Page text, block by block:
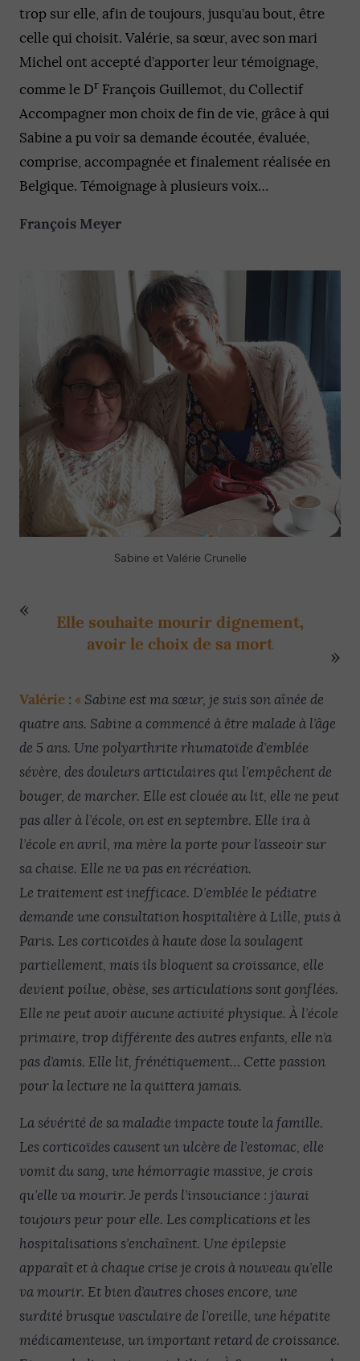
trop sur elle, afin de toujours, jusqu’au bout, être
celle qui choisit. Valérie, sa sœur, avec son mari
Michel ont accepté d’apporter leur témoignage,
comme le Dr François Guillemot, du Collectif
Accompagner mon choix de fin de vie, grâce à qui
Sabine a pu voir sa demande écoutée, évaluée,
comprise, accompagnée et finalement réalisée en
Belgique. Témoignage à plusieurs voix…
François Meyer
Sabine et Valérie Crunelle
Elle souhaite mourir dignement,
avoir le choix de sa mort
Valérie : « Sabine est ma sœur, je suis son aînée de
quatre ans. Sabine a commencé à être malade à l’âge
de 5 ans. Une polyarthrite rhumatoïde d’emblée
sévère, des douleurs articulaires qui l’empêchent de
bouger, de marcher. Elle est clouée au lit, elle ne peut
pas aller à l’école, on est en septembre. Elle ira à
l’école en avril, ma mère la porte pour l’asseoir sur
sa chaise. Elle ne va pas en récréation.
Le traitement est inefficace. D’emblée le pédiatre
demande une consultation hospitalière à Lille, puis à
Paris. Les corticoïdes à haute dose la soulagent
partiellement, mais ils bloquent sa croissance, elle
devient poilue, obèse, ses articulations sont gonflées.
Elle ne peut avoir aucune activité physique. À l’école
primaire, trop différente des autres enfants, elle n’a
pas d’amis. Elle lit, frénétiquement… Cette passion
pour la lecture ne la quittera jamais.
La sévérité de sa maladie impacte toute la famille.
Les corticoïdes causent un ulcère de l’estomac, elle
vomit du sang, une hémorragie massive, je crois
qu’elle va mourir. Je perds l’insouciance : j’aurai
toujours peur pour elle. Les complications et les
hospitalisations s’enchaînent. Une épilepsie
apparaît et à chaque crise je crois à nouveau qu’elle
va mourir. Et bien d’autres choses encore, une
surdité brusque vasculaire de l’oreille, une hépatite
médicamenteuse, un important retard de croissance.